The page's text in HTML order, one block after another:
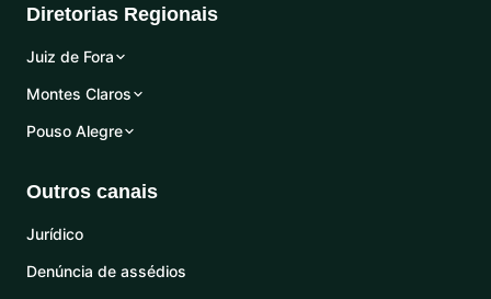
Diretorias Regionais
Juiz de Fora
Montes Claros
Pouso Alegre
Outros canais
Jurídico
Denúncia de assédios